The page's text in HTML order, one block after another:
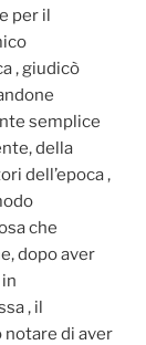
per il
, giudicò
semplice
della
dell’epoca ,
che
dopo aver
, il
di aver